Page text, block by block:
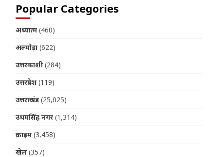
Popular Categories
अध्यात्म (460)
अल्मोड़ा (622)
उत्तरकाशी (284)
उत्तरप्रदेश (119)
उत्तराखंड (25,025)
उधमसिंह नगर (1,314)
क्राइम (3,458)
खेल (357)